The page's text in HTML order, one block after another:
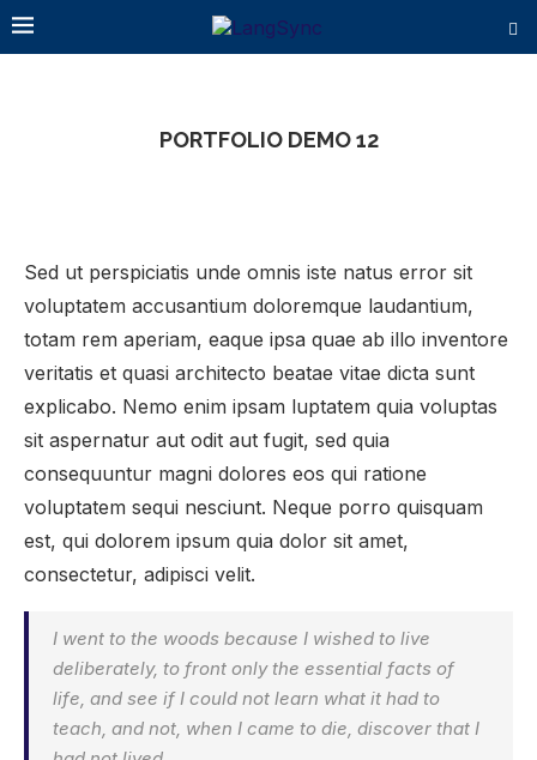
PORTFOLIO DEMO 12
Sed ut perspiciatis unde omnis iste natus error sit
voluptatem accusantium doloremque laudantium,
totam rem aperiam, eaque ipsa quae ab illo inventore
veritatis et quasi architecto beatae vitae dicta sunt
explicabo. Nemo enim ipsam luptatem quia voluptas
sit aspernatur aut odit aut fugit, sed quia
consequuntur magni dolores eos qui ratione
voluptatem sequi nesciunt. Neque porro quisquam
est, qui dolorem ipsum quia dolor sit amet,
consectetur, adipisci velit.
I went to the woods because I wished to live
deliberately, to front only the essential facts of
life, and see if I could not learn what it had to
teach, and not, when I came to die, discover that I